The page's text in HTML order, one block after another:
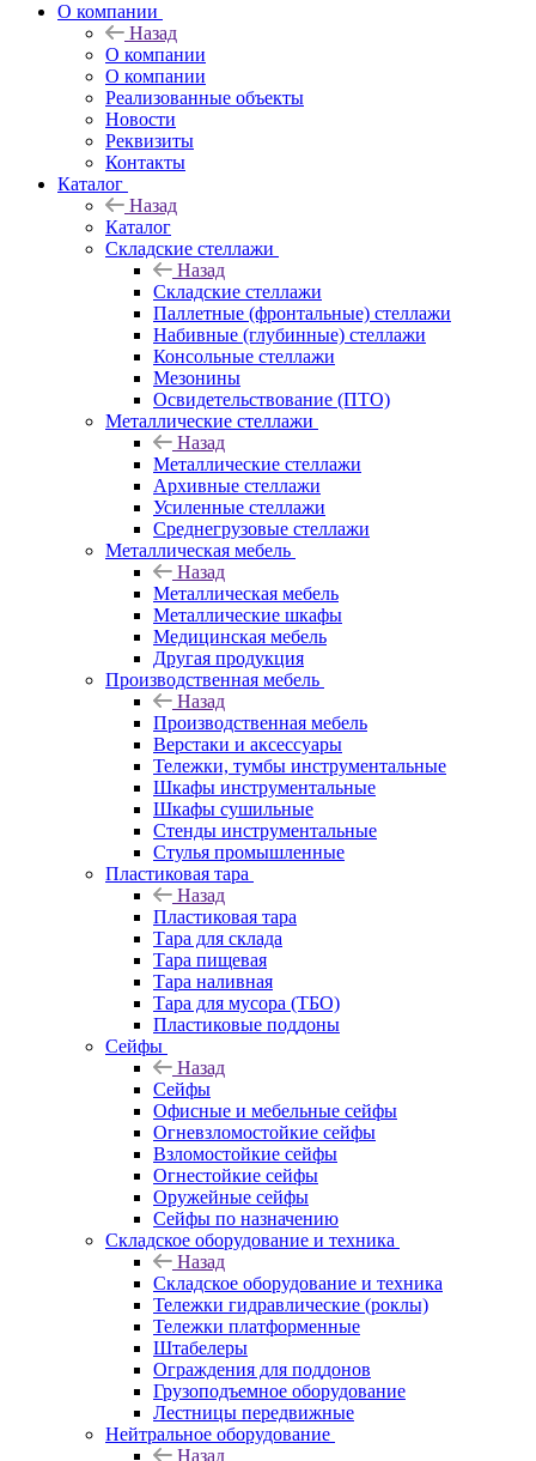
О компании
Назад
О компании
О компании
Реализованные объекты
Новости
Реквизиты
Контакты
Каталог
Назад
Каталог
Складские стеллажи
Назад
Складские стеллажи
Паллетные (фронтальные) стеллажи
Набивные (глубинные) стеллажи
Консольные стеллажи
Мезонины
Освидетельствование (ПТО)
Металлические стеллажи
Назад
Металлические стеллажи
Архивные стеллажи
Усиленные стеллажи
Среднегрузовые стеллажи
Металлическая мебель
Назад
Металлическая мебель
Металлические шкафы
Медицинская мебель
Другая продукция
Производственная мебель
Назад
Производственная мебель
Верстаки и аксессуары
Тележки, тумбы инструментальные
Шкафы инструментальные
Шкафы сушильные
Стенды инструментальные
Cтулья промышленные
Пластиковая тара
Назад
Пластиковая тара
Тара для склада
Тара пищевая
Тара наливная
Тара для мусора (ТБО)
Пластиковые поддоны
Сейфы
Назад
Сейфы
Офисные и мебельные сейфы
Огневзломостойкие сейфы
Взломостойкие сейфы
Огнестойкие сейфы
Оружейные сейфы
Сейфы по назначению
Складское оборудование и техника
Назад
Складское оборудование и техника
Тележки гидравлические (роклы)
Тележки платформенные
Штабелеры
Ограждения для поддонов
Грузоподъемное оборудование
Лестницы передвижные
Нейтральное оборудование
Назад